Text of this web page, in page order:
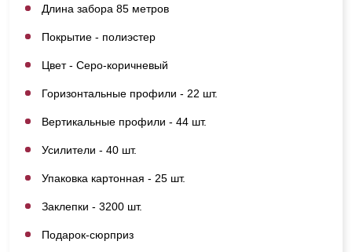
Длина забора 85 метров
Покрытие - полиэстер
Цвет - Серо-коричневый
Горизонтальные профили - 22 шт.
Вертикальные профили - 44 шт.
Усилители - 40 шт.
Упаковка картонная - 25 шт.
Заклепки - 3200 шт.
Подарок-сюрприз